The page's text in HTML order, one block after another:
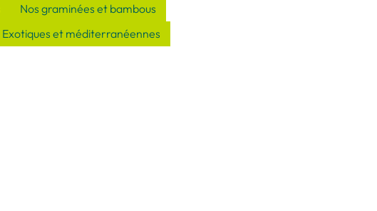
Nos graminées et bambous
Exotiques et méditerranéennes